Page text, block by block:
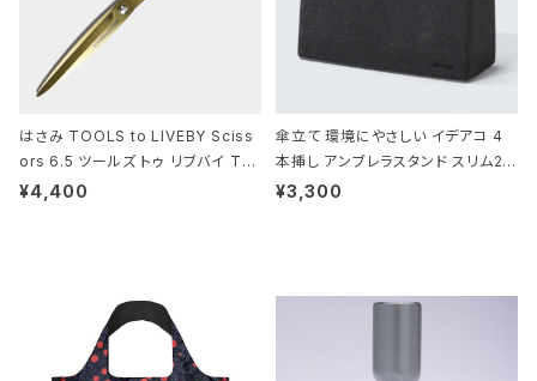
はさみ TOOLS to LIVEBY Sciss
ors 6.5 ツールズ トゥ リブバイ TL
010 シザーズ 6.5 ゴールド
¥4,400
傘立て 環境にやさしい イデアコ 4
本挿し アンブレラスタンド スリム2 i
deaco Umbrella Stand slim2 s
¥3,300